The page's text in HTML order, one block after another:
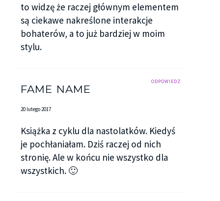
to widzę że raczej głównym elementem
są ciekawe nakreślone interakcje
bohaterów, a to już bardziej w moim
stylu.
ODPOWIEDZ
FAME NAME
20 lutego 2017
Książka z cyklu dla nastolatków. Kiedyś
je pochłaniałam. Dziś raczej od nich
stronię. Ale w końcu nie wszystko dla
wszystkich. 🙂